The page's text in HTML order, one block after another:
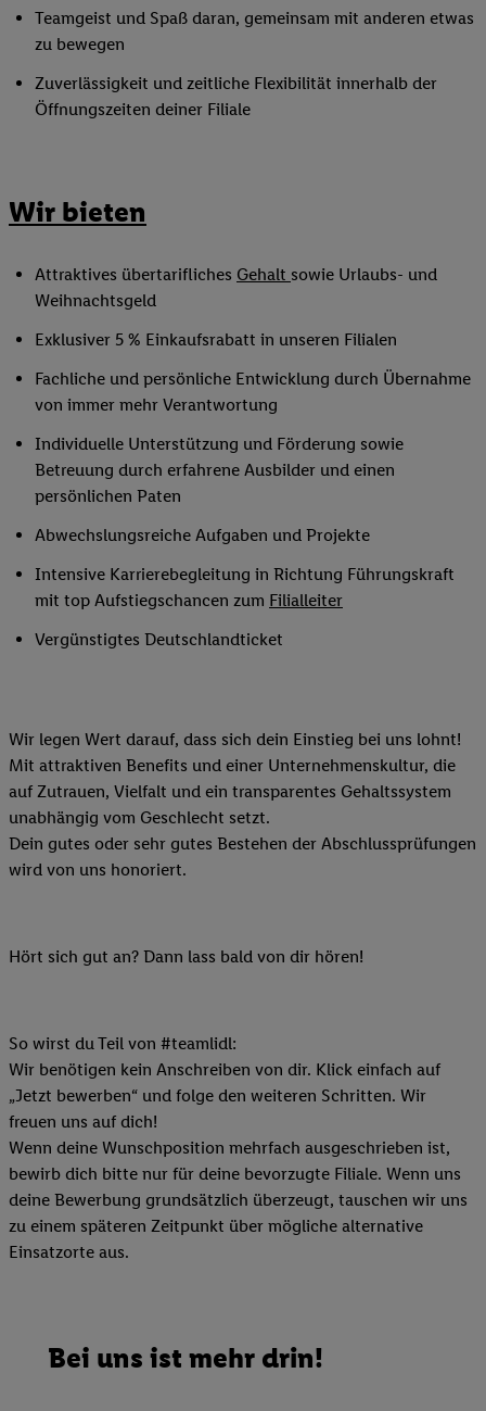
Teamgeist und Spaß daran, gemeinsam mit anderen etwas
zu bewegen
Zuverlässigkeit und zeitliche Flexibilität innerhalb der
Öffnungszeiten deiner Filiale
Wir bieten
Attraktives übertarifliches Gehalt sowie Urlaubs- und
Weihnachtsgeld
Exklusiver 5 % Einkaufsrabatt in unseren Filialen
Fachliche und persönliche Entwicklung durch Übernahme
von immer mehr Verantwortung
Individuelle Unterstützung und Förderung sowie
Betreuung durch erfahrene Ausbilder und einen
persönlichen Paten
Abwechslungsreiche Aufgaben und Projekte
Intensive Karrierebegleitung in Richtung Führungskraft
mit top Aufstiegschancen zum Filialleiter
Vergünstigtes Deutschlandticket
Wir legen Wert darauf, dass sich dein Einstieg bei uns lohnt!
Mit attraktiven Benefits und einer Unternehmenskultur, die
auf Zutrauen, Vielfalt und ein transparentes Gehaltssystem
unabhängig vom Geschlecht setzt.
Dein gutes oder sehr gutes Bestehen der Abschlussprüfungen
wird von uns honoriert.
Hört sich gut an? Dann lass bald von dir hören!
So wirst du Teil von #teamlidl:
Wir benötigen kein Anschreiben von dir. Klick einfach auf
„Jetzt bewerben“ und folge den weiteren Schritten. Wir
freuen uns auf dich!
Wenn deine Wunschposition mehrfach ausgeschrieben ist,
bewirb dich bitte nur für deine bevorzugte Filiale. Wenn uns
deine Bewerbung grundsätzlich überzeugt, tauschen wir uns
zu einem späteren Zeitpunkt über mögliche alternative
Einsatzorte aus.
Bei uns ist mehr drin!